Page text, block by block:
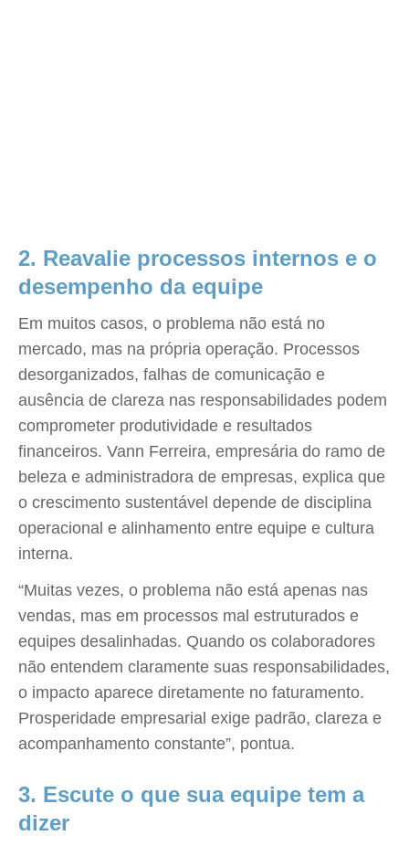
2. Reavalie processos internos e o
desempenho da equipe
Em muitos casos, o problema não está no
mercado, mas na própria operação. Processos
desorganizados, falhas de comunicação e
ausência de clareza nas responsabilidades podem
comprometer produtividade e resultados
financeiros. Vann Ferreira, empresária do ramo de
beleza e administradora de empresas, explica que
o crescimento sustentável depende de disciplina
operacional e alinhamento entre equipe e cultura
interna.
“Muitas vezes, o problema não está apenas nas
vendas, mas em processos mal estruturados e
equipes desalinhadas. Quando os colaboradores
não entendem claramente suas responsabilidades,
o impacto aparece diretamente no faturamento.
Prosperidade empresarial exige padrão, clareza e
acompanhamento constante”, pontua.
3. Escute o que sua equipe tem a
dizer